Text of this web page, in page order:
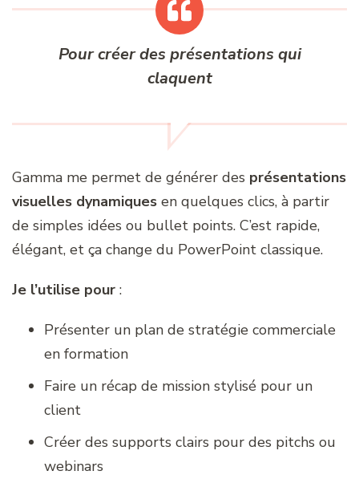
Pour créer des présentations qui
claquent
Gamma me permet de générer des présentations
visuelles dynamiques en quelques clics, à partir
de simples idées ou bullet points. C’est rapide,
élégant, et ça change du PowerPoint classique.
Je l’utilise pour :
Présenter un plan de stratégie commerciale
en formation
Faire un récap de mission stylisé pour un
client
Créer des supports clairs pour des pitchs ou
webinars